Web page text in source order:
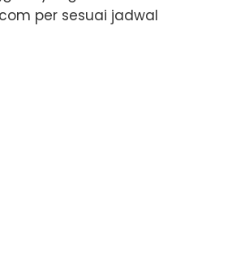
per sesuai jadwal